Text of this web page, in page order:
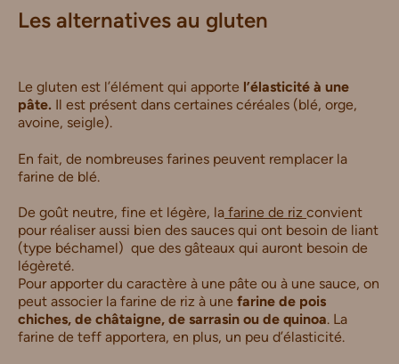
Les alternatives au gluten
Le gluten est l’élément qui apporte l’élasticité à une
pâte. Il est présent dans certaines céréales (blé, orge,
avoine, seigle).
En fait, de nombreuses farines peuvent remplacer la
farine de blé.
De goût neutre, fine et légère, la farine de riz convient
pour réaliser aussi bien des sauces qui ont besoin de liant
(type béchamel) que des gâteaux qui auront besoin de
légèreté.
Pour apporter du caractère à une pâte ou à une sauce, on
peut associer la farine de riz à une farine de pois
chiches, de châtaigne, de sarrasin ou de quinoa. La
farine de teff apportera, en plus, un peu d’élasticité.